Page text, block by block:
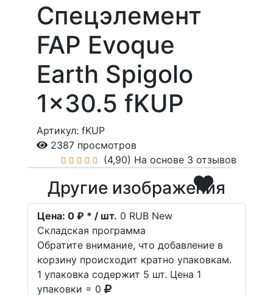
Спецэлемент
FAP Evoque
Earth Spigolo
1x30.5 fKUP
Артикул: fKUP
2387 просмотров
(4,90) На основе 3 отзывов
Другие изображения
Цена: 0 ₽ * / шт. 0 RUB New
Складская программа
Обратите внимание, что добавление в
корзину происходит кратно упаковкам.
1 упаковка содержит 5 шт. Цена 1
упаковки = 0